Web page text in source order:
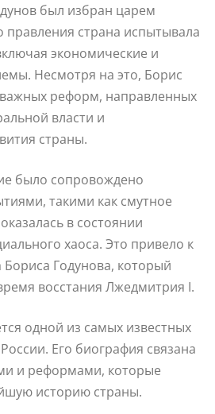
был избран царем
правления страна испытывала
экономические и
Несмотря на это, Борис
реформ, направленных
власти и
страны.
было сопровождено
такими как смутное
в состоянии
хаоса. Это привело к
Годунова, который
восстания Лжедмитрия I.
одной из самых известных
Его биография связана
и реформами, которые
историю страны.